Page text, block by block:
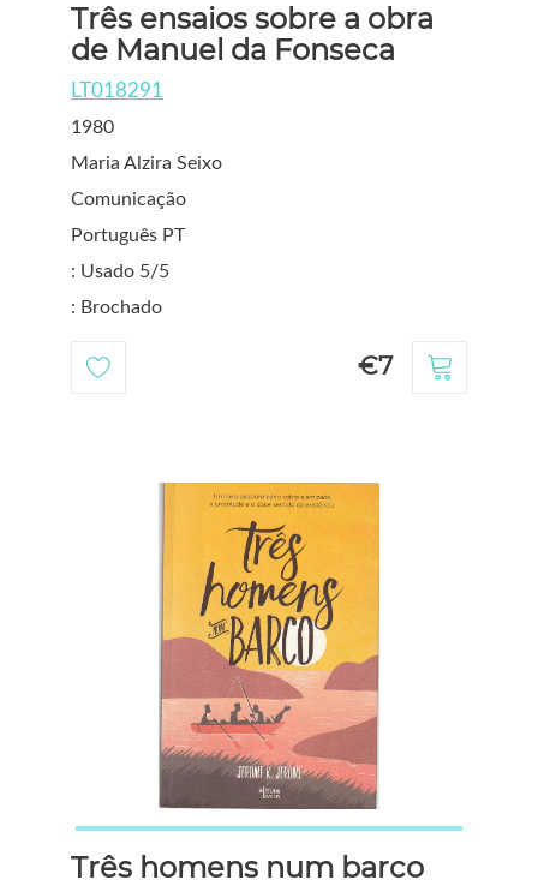
Três ensaios sobre a obra
de Manuel da Fonseca
LT018291
1980
Maria Alzira Seixo
Comunicação
Português PT
: Usado 5/5
: Brochado
€7
Três homens num barco